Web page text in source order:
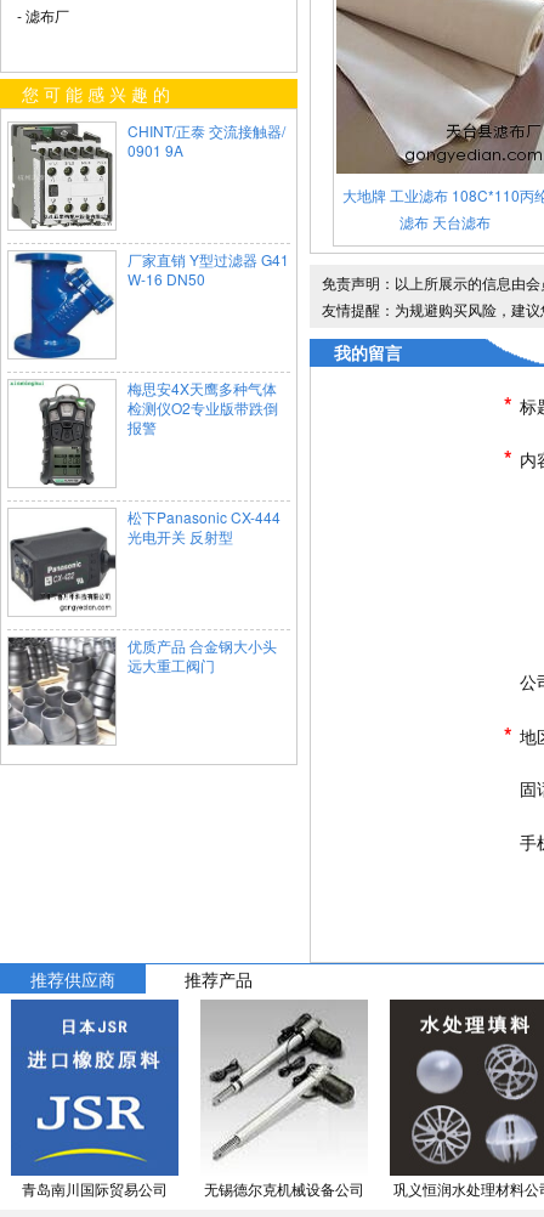
- 滤布厂
您可能感兴趣的
CHINT/正泰 交流接触器/
0901 9A
厂家直销 Y型过滤器 G41
W-16 DN50
梅思安4X天鹰多种气体
检测仪O2专业版带跌倒
报警
松下Panasonic CX-444
光电开关 反射型
优质产品 合金钢大小头
远大重工阀门
大地牌 工业滤布 108C*110丙
滤布 天台滤布
免责声明：以上所展示的信息由
友情提醒：为规避购买风险，建
我的留言
* 标
* 内
公
* 地
固
手
推荐供应商 推荐产品
青岛南川国际贸易公司 无锡德尔克机械设备公司 巩义恒润水处理材料公